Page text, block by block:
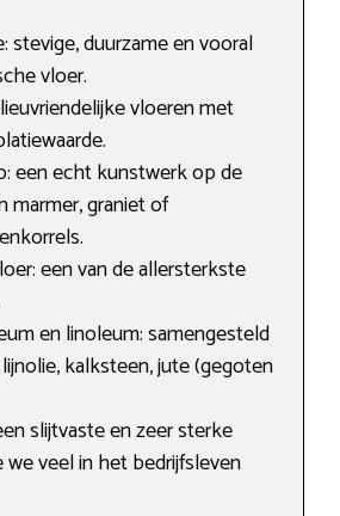
stevige, duurzame en vooral
vloer.
vloeren met
een echt kunstwerk op de
marmer, graniet of
een van de allersterkste
en linoleum: samengesteld
kalksteen, jute (gegoten
slijtvaste en zeer sterke
we veel in het bedrijfsleven